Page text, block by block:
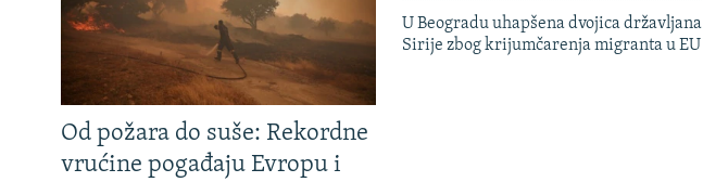
Od požara do suše: Rekordne
vrućine pogađaju Evropu i
U Beogradu uhapšena dvojica državljana
Sirije zbog krijumčarenja migranta u EU